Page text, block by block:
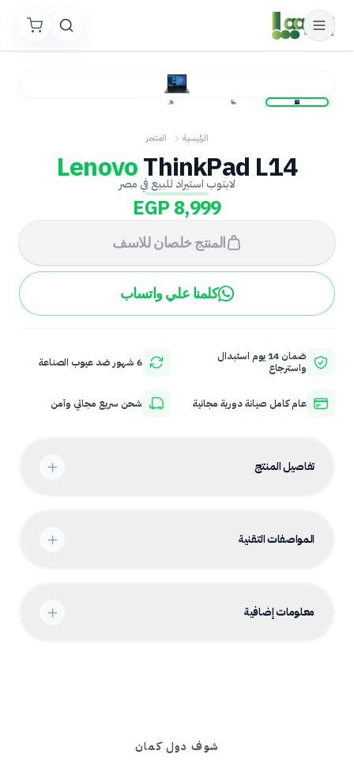
الرئيسية المتجر
LenovoThinkPad L14
لابتوب استيراد للبيع في مصر
EGP 8,999
المنتج خلصان للاسف
كلمنا علي واتساب
ضمان 14 يوم استبدال
واسترجاع
6 شهور ضد عيوب الصناعة
عام كامل صيانة دورية مجانية شحن سريع مجاني وآمن
تفاصيل المنتج
المواصفات التقنية
معلومات إضافية
شوف دول كمان